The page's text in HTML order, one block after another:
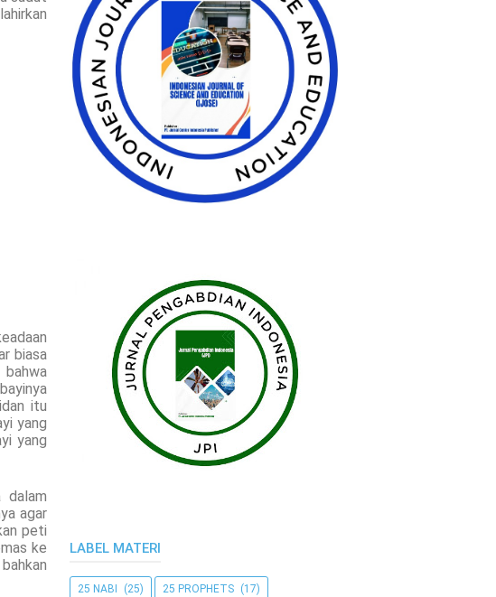
biasa
bahwa
itu
yang
yang
dalam
agar
peti
ke
LABEL MATERI
25 NABI (25) 25 PROPHETS (17)